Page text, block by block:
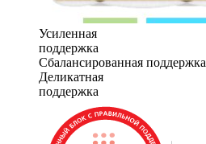
Усиленная
поддержка
Сбалансированная поддержка
Деликатная
поддержка